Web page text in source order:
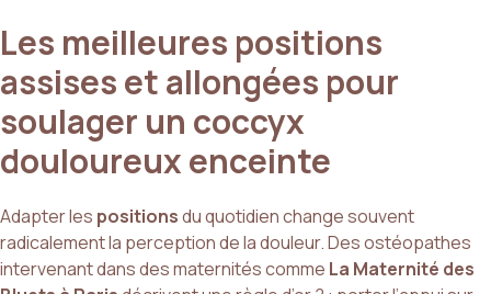
Les meilleures positions
assises et allongées pour
soulager un coccyx
douloureux enceinte
Adapter les positionsdu quotidien change souvent
radicalement la perception de la douleur. Des ostéopathes
intervenant dans des maternités comme La Maternité des